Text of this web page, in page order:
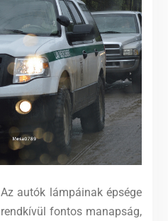
Az autók lámpáinak épsége
rendkívül fontos manapság,